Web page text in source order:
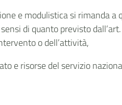
e modulistica si rimanda
di quanto previsto
o dell’attività,
e risorse del servizio